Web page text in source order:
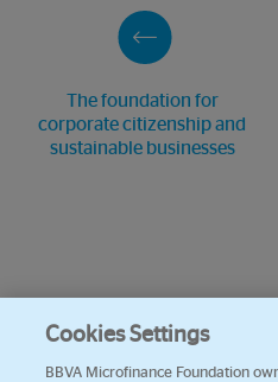
The foundation for
corporate citizenship and
sustainable businesses
Cookies Settings
BBVA Microfinance Foundation